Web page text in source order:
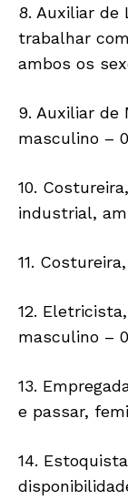
8. Auxiliar de
trabalhar
ambos os
9. Auxiliar de
masculino –
10.
industrial,
11.
12.
masculino –
13.
e passar,
14.